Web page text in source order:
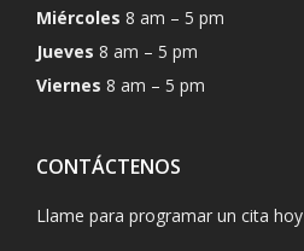
Miércoles 8 am – 5 pm
Jueves 8 am – 5 pm
Viernes 8 am – 5 pm
CONTÁCTENOS
Llame para programar un cita hoy